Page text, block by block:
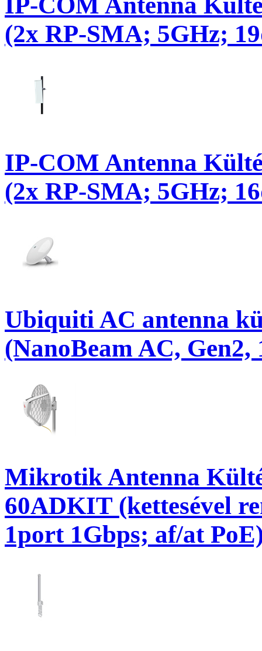
(2x RP-SMA; 5GHz;
IP-COM Antenna
(2x RP-SMA; 5GHz;
Ubiquiti AC antenna
(NanoBeam AC, Gen2,
Mikrotik Antenna
60ADKIT (kettesével
1port 1Gbps; af/at